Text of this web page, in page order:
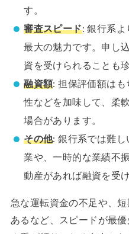
す。
審査スピード: 銀行系よ
最大の魅力です。申し
資を受けられることも
融資額: 担保評価額は
性などを加味して、柔
場合があります。
その他: 銀行系では難
業や、一時的な業績不
動産があれば融資を受
急な運転資金の不足や、
あるなど、スピードが最